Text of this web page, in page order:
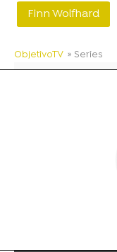
Finn Wolfhard
ObjetivoTV » Series